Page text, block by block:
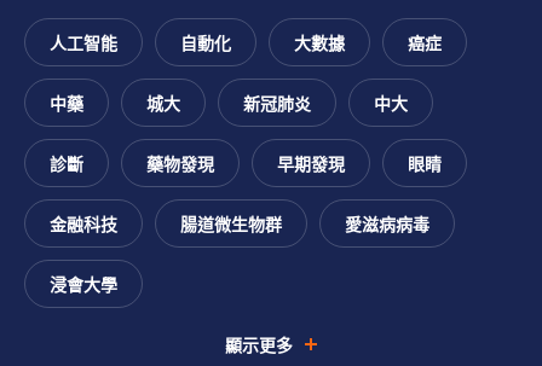
跳
至
主
要
內
容
跳
過
尋
找
您
的
興
跳
頁
腳
You
are
interested
人工智能 自動化 大數據 癌症
中藥 城大 新冠肺炎 中大
診斷 藥物發現 早期發現 眼睛
金融科技 腸道微生物群 愛滋病病毒
浸會大學
顯示更多